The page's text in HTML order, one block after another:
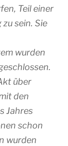
Teil einer
sein. Sie
wurden
über
den
Jahres
schon
wurden